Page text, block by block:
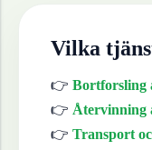
Vilka
👉 Bortforsling
👉 Återvinning
👉 Transport